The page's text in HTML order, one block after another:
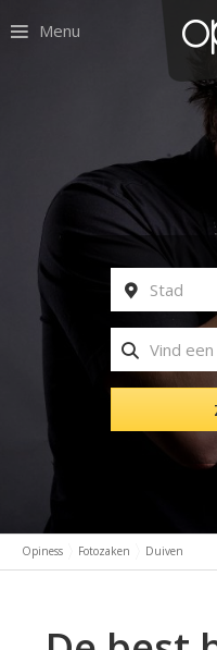
Menu
Opiness Fotozaken Duiven